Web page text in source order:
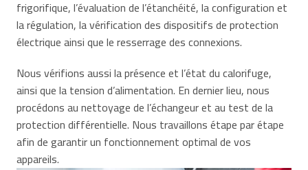
frigorifique, l’évaluation de l’étanchéité, la configuration et
la régulation, la vérification des dispositifs de protection
électrique ainsi que le resserrage des connexions.
Nous vérifions aussi la présence et l’état du calorifuge,
ainsi que la tension d’alimentation. En dernier lieu, nous
procédons au nettoyage de l’échangeur et au test de la
protection différentielle. Nous travaillons étape par étape
afin de garantir un fonctionnement optimal de vos
appareils.